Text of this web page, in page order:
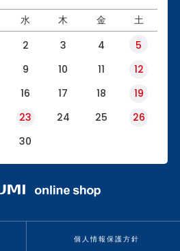
水 木 金 土
2 3 4
5
9 10 11
12
16 17 18
19
23 24 25
26
30
個人情報保護方針